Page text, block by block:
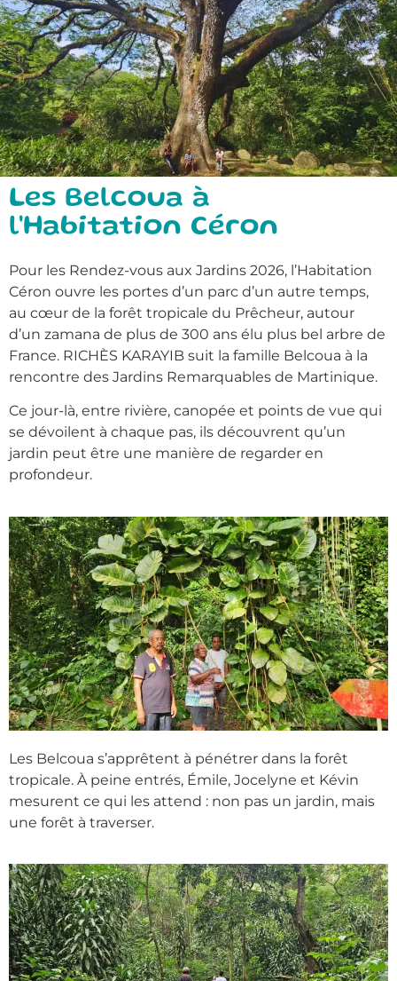
Les Belcoua à
l'Habitation Céron
Pour les Rendez-vous aux Jardins 2026, l’Habitation
Céron ouvre les portes d’un parc d’un autre temps,
au cœur de la forêt tropicale du Prêcheur, autour
d’un zamana de plus de 300 ans élu plus bel arbre de
France. RICHÈS KARAYIB suit la famille Belcoua à la
rencontre des Jardins Remarquables de Martinique.
Ce jour-là, entre rivière, canopée et points de vue qui
se dévoilent à chaque pas, ils découvrent qu’un
jardin peut être une manière de regarder en
profondeur.
Les Belcoua s’apprêtent à pénétrer dans la forêt
tropicale. À peine entrés, Émile, Jocelyne et Kévin
mesurent ce qui les attend : non pas un jardin, mais
une forêt à traverser.